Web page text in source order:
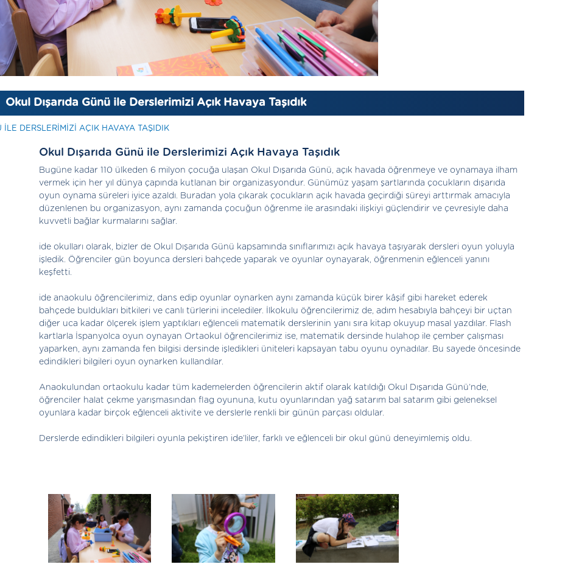
Okul Dışarıda Günü ile Derslerimizi Açık Havaya Taşıdık
ILE DERSLERIMIZI AÇIK HAVAYA TAŞIDIK
Okul Dışarıda Günü ile Derslerimizi Açık Havaya Taşıdık
Bugüne kadar 110 ülkeden 6 milyon çocuğa ulaşan Okul Dışarıda Günü, açık havada öğrenmeye ve oynamaya ilham
vermek için her yıl dünya çapında kutlanan bir organizasyondur. Günümüz yaşam şartlarında çocukların dışarıda
oyun oynama süreleri iyice azaldı. Buradan yola çıkarak çocukların açık havada geçirdiği süreyi arttırmak amacıyla
düzenlenen bu organizasyon, aynı zamanda çocuğun öğrenme ile arasındaki ilişkiyi güçlendirir ve çevresiyle daha
kuvvetli bağlar kurmalarını sağlar.
ide okulları olarak, bizler de Okul Dışarıda Günü kapsamında sınıflarımızı açık havaya taşıyarak dersleri oyun yoluyla
işledik. Öğrenciler gün boyunca dersleri bahçede yaparak ve oyunlar oynayarak, öğrenmenin eğlenceli yanını
keşfetti.
ide anaokulu öğrencilerimiz, dans edip oyunlar oynarken aynı zamanda küçük birer kâşif gibi hareket ederek
bahçede buldukları bitkileri ve canlı türlerini incelediler. İlkokulu öğrencilerimiz de, adım hesabıyla bahçeyi bir uçtan
diğer uca kadar ölçerek işlem yaptıkları eğlenceli matematik derslerinin yanı sıra kitap okuyup masal yazdılar. Flash
kartlarla İspanyolca oyun oynayan Ortaokul öğrencilerimiz ise, matematik dersinde hulahop ile çember çalışması
yaparken, aynı zamanda fen bilgisi dersinde işledikleri üniteleri kapsayan tabu oyunu oynadılar. Bu sayede öncesinde
edindikleri bilgileri oyun oynarken kullandılar.
Anaokulundan ortaokulu kadar tüm kademelerden öğrencilerin aktif olarak katıldığı Okul Dışarıda Günü’nde,
öğrenciler halat çekme yarışmasından flag oyununa, kutu oyunlarından yağ satarım bal satarım gibi geleneksel
oyunlara kadar birçok eğlenceli aktivite ve derslerle renkli bir günün parçası oldular.
Derslerde edindikleri bilgileri oyunla pekiştiren ide’liler, farklı ve eğlenceli bir okul günü deneyimlemiş oldu.